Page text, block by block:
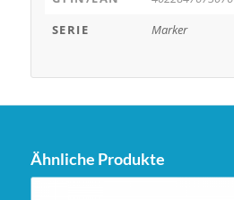
SERIE
Marker
Ähnliche Produkte